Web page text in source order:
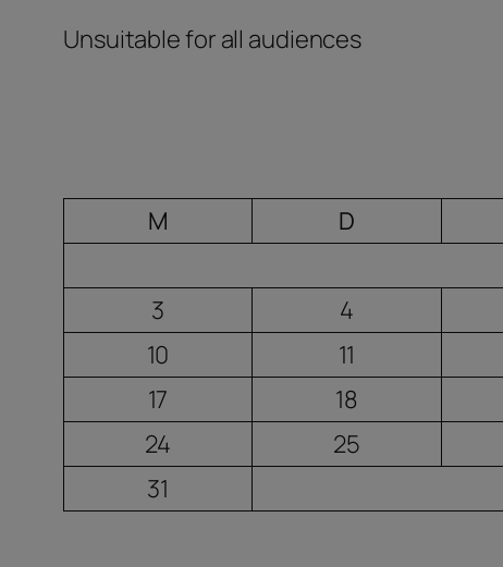
Unsuitable for all audiences
M
D
3
4
10
11
17
18
24
25
31